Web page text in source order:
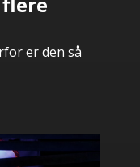
er den så